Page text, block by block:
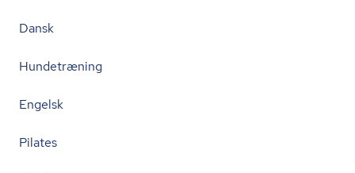
Dansk
Hundetræning
Engelsk
Pilates